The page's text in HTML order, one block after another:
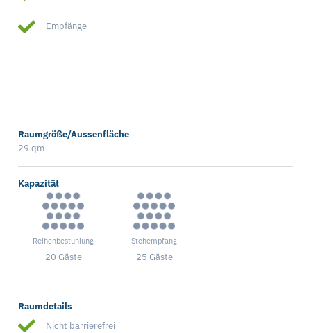
Empfänge
Raumgröße/Aussenfläche
29 qm
Kapazität
Reihenbestuhlung
20 Gäste
Stehempfang
25 Gäste
Raumdetails
Nicht barrierefrei